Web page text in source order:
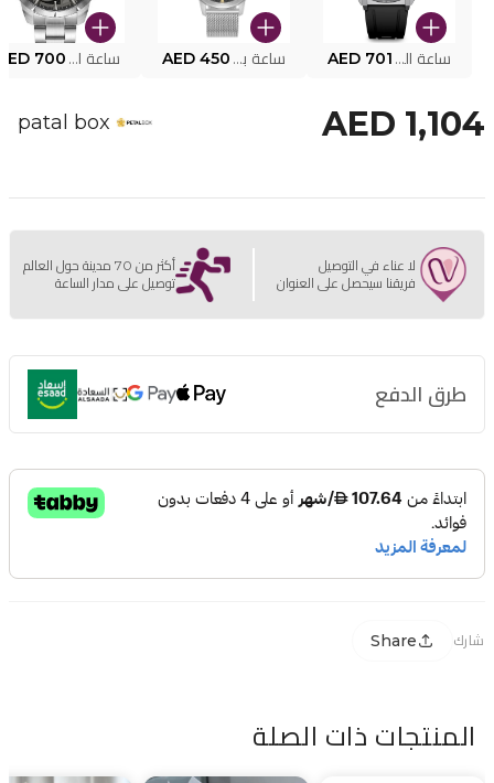
ساعة البوليس الذكية MY.AVATAR PEIUN0000101 AED 701 ساعة بوليس للرجال PEWJG0005002 AED 450 ساعة البوليس PEWJG2227302 700
AED 1,104
patal box
لا عناء في التوصيل
فريقنا سيحصل على العنوان
أكثر من 70 مدينة حول العالم
توصيل على مدار الساعة
طرق الدفع
شارك Share
المنتجات ذات الصلة